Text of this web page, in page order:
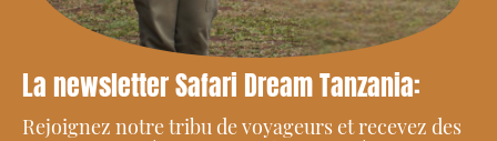
La newsletter Safari Dream Tanzania:
Rejoignez notre tribu de voyageurs et recevez des